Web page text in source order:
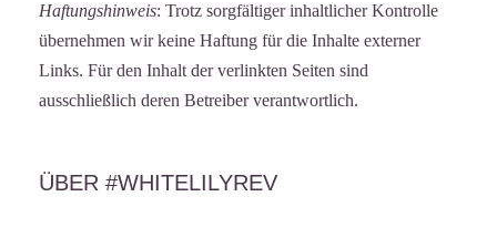
Haftungshinweis: Trotz sorgfältiger inhaltlicher Kontrolle
übernehmen wir keine Haftung für die Inhalte externer
Links. Für den Inhalt der verlinkten Seiten sind
ausschließlich deren Betreiber verantwortlich.
ÜBER #WHITELILYREV